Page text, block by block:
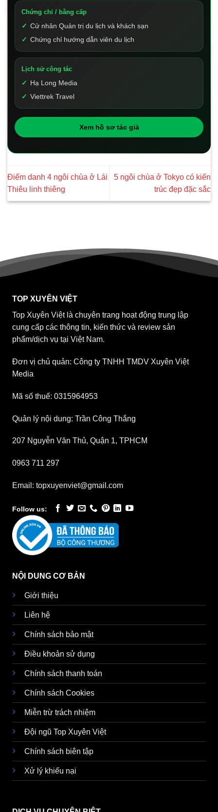
Chứng chỉ / bằng cấp
Cử nhân Quản trị du lịch và khách sạn
Chứng chỉ hướng dẫn viên du lịch
Lịch sử công tác
Hạ Long Media
Viettrek Travel
Xem hồ sơ tác giả
Điểm danh 4 ngôi chùa ở Lái
Thiêu linh thiêng
5 ngôi chùa ở Tokyo có kiến
trúc đẹp đặc sắc
TOP XUYÊN VIỆT
Top Xuyên Việt là chuyên trang hoạt động trung lập
cung cấp các thông tin, kiến thức và review sản
phẩm/dịch vụ tại Việt Nam.
Đơn vị chủ quản: Công ty TNHH TMDV Xuyên Việt
Media
Mã số thuế: 0315964953
Quản lý nội dung: Trần Công Thắng
207 Nguyễn Văn Thủ, Quận 1, TPHCM
0963 711 297
Email: topxuyenviet@gmail.com
Follow us:
NỘI DUNG CƠ BẢN
Giới thiệu
Liên hệ
Chính sách bảo mật
Điều khoản sử dụng
Chính sách thanh toán
Chính sách Cookies
Miễn trừ trách nhiệm
Đội ngũ Top Xuyên Việt
Chính sách biên tập
Xử lý khiếu nại